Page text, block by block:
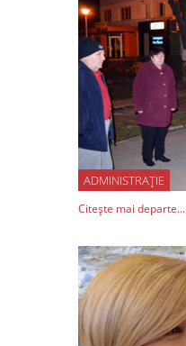
ADMINISTRAȚIE
Citește mai departe...